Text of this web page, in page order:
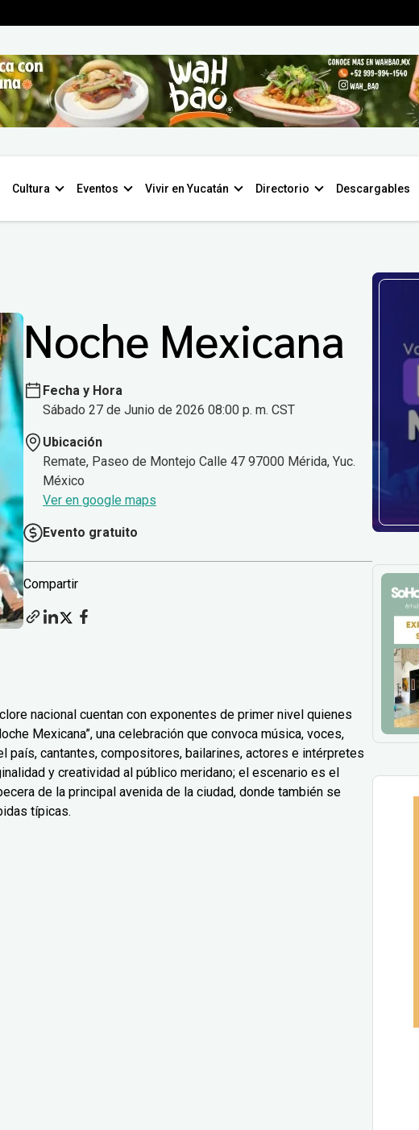
Cultura Eventos Vivir en Yucatán Directorio Descargables
Noche Mexicana
Fecha y Hora
Sábado 27 de Junio de 2026 08:00 p. m. CST
Ubicación
Remate, Paseo de Montejo Calle 47 97000 Mérida, Yuc.
México
Ver en google maps
Evento gratuito
Compartir
nacional cuentan con exponentes de primer nivel quienes
Mexicana”, una celebración que convoca música, voces,
cantantes, compositores, bailarines, actores e intérpretes
y creatividad al público meridano; el escenario es el
de la principal avenida de la ciudad, donde también se
típicas.